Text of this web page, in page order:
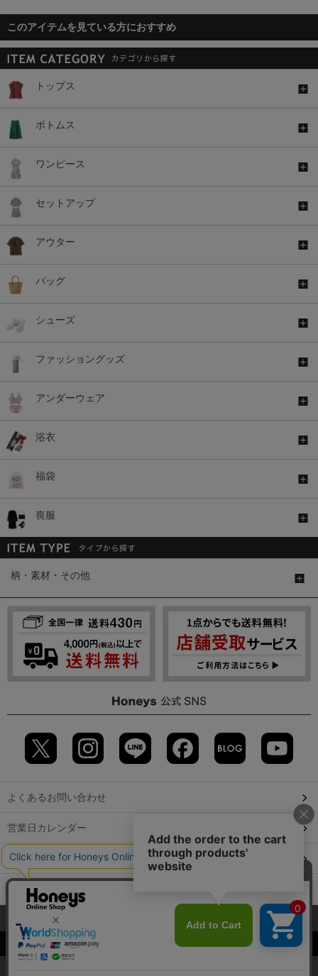
このアイテムを見ている方におすすめ
トップス
ボトムス
ワンピース
セットアップ
アウター
バッグ
シューズ
ファッショングッズ
アンダーウェア
浴衣
福袋
喪服
柄・素材・その他
よくあるお問い合わせ
営業日カレンダー
店舗検索
GLOBAL GUIDE（海外からご利用のお客様）
©2009 HONEYS CO., LTD. All Rights Reserved.
当サイトでは、サイトの利便性向上のため、クッキー(Cookie)を使
用しています。詳しくは「
」をご覧くださ